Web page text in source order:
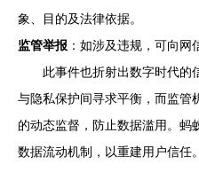
象、目的及法律依据。
监管举报 ：如涉及违规，可向网
此事件也折射出数字时代的
与隐私保护间寻求平衡，而监管
的动态监督，防止数据滥用。蚂
数据流动机制，以重建用户信任。